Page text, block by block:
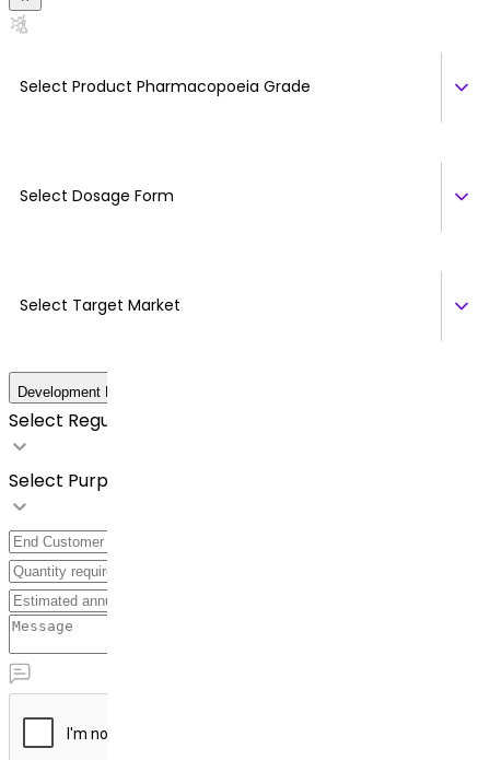
Select Product Pharmacopoeia Grade
Select Dosage Form
Select Target Market
Development Details
Select Regulatory Requirements
Select Purpose